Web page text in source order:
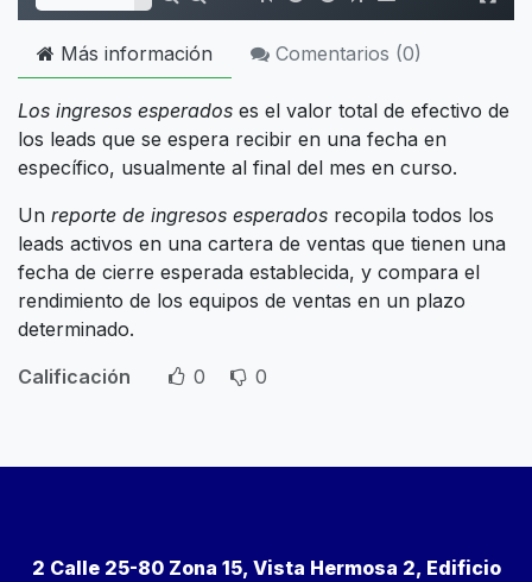
Más información Comentarios (0)
Los ingresos esperados es el valor total de efectivo de
los leads que se espera recibir en una fecha en
específico, usualmente al final del mes en curso.
Un reporte de ingresos esperados recopila todos los
leads activos en una cartera de ventas que tienen una
fecha de cierre esperada establecida, y compara el
rendimiento de los equipos de ventas en un plazo
determinado.
Calificación
0 0
2 Calle 25-80 Zona 15, Vista Hermosa 2, Edificio